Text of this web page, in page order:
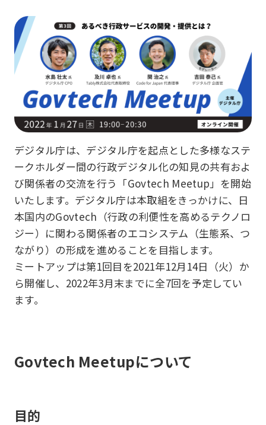
デジタル庁は、デジタル庁を起点とした多様なステ
ークホルダー間の行政デジタル化の知見の共有およ
び関係者の交流を行う「Govtech Meetup」を開始
いたします。デジタル庁は本取組をきっかけに、日
本国内のGovtech（行政の利便性を高めるテクノロ
ジー）に関わる関係者のエコシステム（生態系、つ
ながり）の形成を進めることを目指します。
ミートアップは第1回目を2021年12月14日（火）か
ら開催し、2022年3月末までに全7回を予定してい
ます。
Govtech Meetupについて
目的